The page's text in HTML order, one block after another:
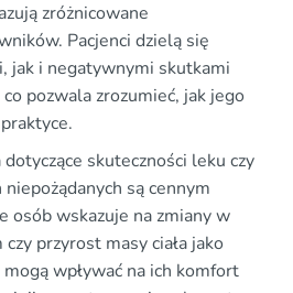
zróżnicowane
Pacjenci dzielą się
jak i negatywnymi skutkami
pozwala zrozumieć, jak jego
skuteczności leku czy
są cennym
osób wskazuje na zmiany w
przyrost masy ciała jako
wpływać na ich komfort